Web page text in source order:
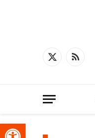
Obre la barra d'eines
X
RSS